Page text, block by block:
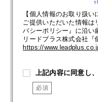
【個人情報のお取り扱い
ご提供いただいた情報は
バシーポリシー』に沿い
リードプラス株式会社『
https://
上記内容に同意し